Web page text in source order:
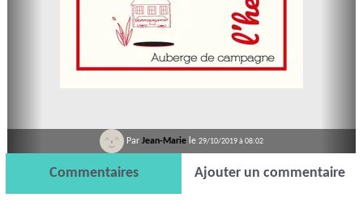
Par Jean-Marie le 29/10/2019 à 08:02
Commentaires Ajouter un commentaire